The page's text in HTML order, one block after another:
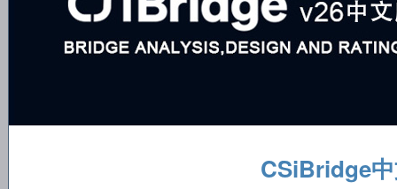
CSiBridge